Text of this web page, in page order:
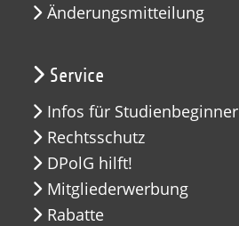
Änderungsmitteilung
Service
Infos für Studienbeginner
Rechtsschutz
DPolG hilft!
Mitgliederwerbung
Rabatte